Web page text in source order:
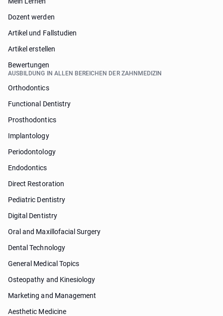
Dozent werden
Artikel und Fallstudien
Artikel erstellen
Bewertungen
AUSBILDUNG IN ALLEN BEREICHEN DER ZAHNMEDIZIN
Orthodontics
Functional Dentistry
Prosthodontics
Implantology
Periodontology
Endodontics
Direct Restoration
Pediatric Dentistry
Digital Dentistry
Oral and Maxillofacial Surgery
Dental Technology
General Medical Topics
Osteopathy and Kinesiology
Marketing and Management
Aesthetic Medicine